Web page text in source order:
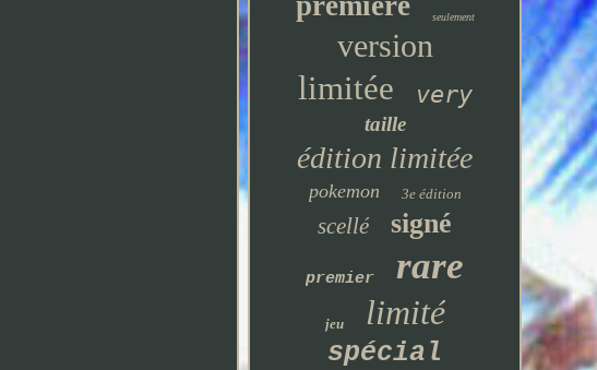
seulement
version
limitée very
taille
édition limitée
pokemon 3e édition
scellé signé
premier rare
jeu limité
spécial